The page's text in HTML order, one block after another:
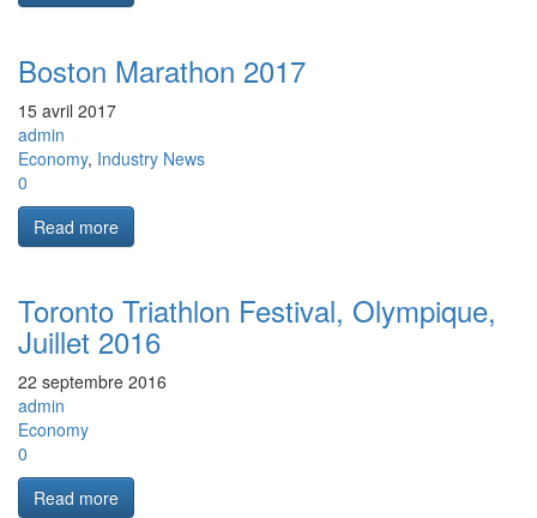
Boston Marathon 2017
15 avril 2017
admin
Economy, Industry News
0
Read more
Toronto Triathlon Festival, Olympique,
Juillet 2016
22 septembre 2016
admin
Economy
0
Read more